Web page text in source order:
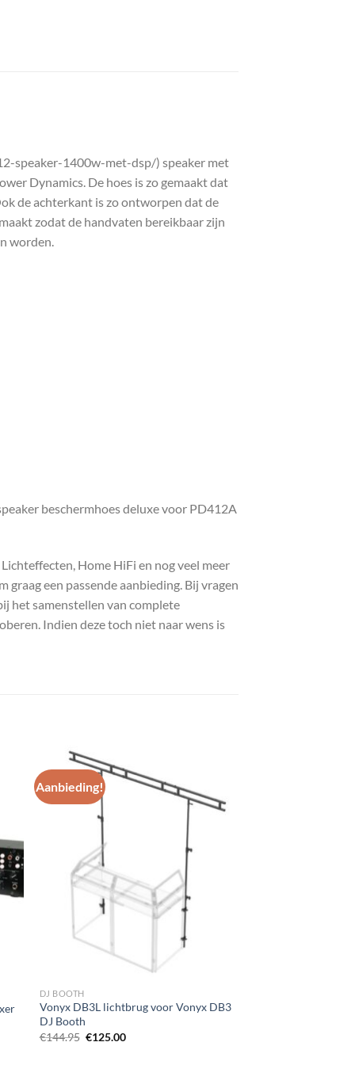
speaker-1400w-met-dsp/) speaker met
Dynamics. De hoes is zo gemaakt dat
de achterkant is zo ontworpen dat de
zodat de handvaten bereikbaar zijn
worden.
beschermhoes deluxe voor PD412A
Home HiFi en nog veel meer
een passende aanbieding. Bij vragen
het samenstellen van complete
Indien deze toch niet naar wens is
Aanbieding!
wenslijst
DJ BOOTH
Vonyx DB3L lichtbrug voor Vonyx DB3
DJ Booth
€144.95 Oorspronkelijke
€125.00Huidige